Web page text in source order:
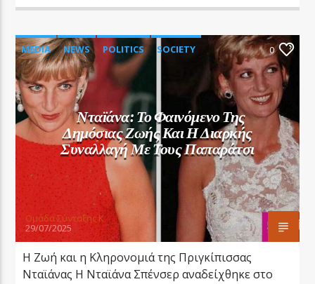
MEDIA NEWS POLITICS SOCIETY 0
Νταϊάνα: Το Φαινόμενο Της
Δημόσιας Ζωής Και Η Διαρκής
Συναλλαγή Με Τους Παπαράτσι
Oμάδα Σύνταξης Κ
29/07/2025
Η Ζωή και η Κληρονομιά της Πριγκίπισσας
Νταϊάνας Η Νταϊάνα Σπένσερ αναδείχθηκε στο